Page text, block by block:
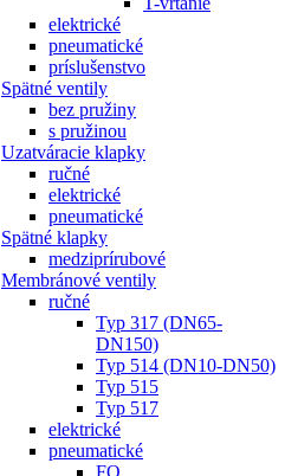
elektrické
pneumatické
príslušenstvo
Spätné ventily
bez pružiny
s pružinou
Uzatváracie klapky
ručné
elektrické
pneumatické
Spätné klapky
medziprírubové
Membránové ventily
ručné
Typ 317 (DN65-
DN150)
Typ 514 (DN10-DN50)
Typ 515
Typ 517
elektrické
pneumatické
FO